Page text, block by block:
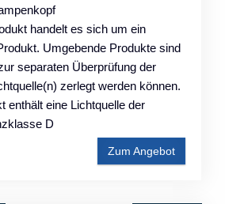
handelt es sich um ein
Umgebende Produkte sind
separaten Überprüfung der
zerlegt werden können.
enthält eine Lichtquelle der
D
Zum Angebot